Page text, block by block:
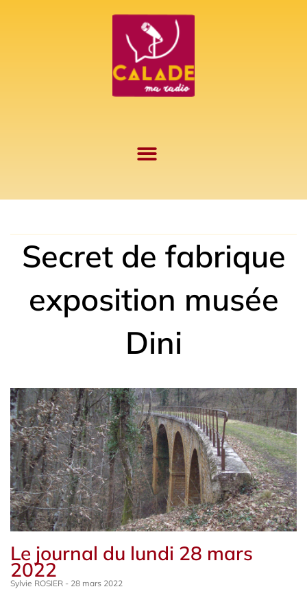
Secret de fabrique
exposition musée
Dini
Le journal du lundi 28 mars
2022
Sylvie ROSIER 28 mars 2022